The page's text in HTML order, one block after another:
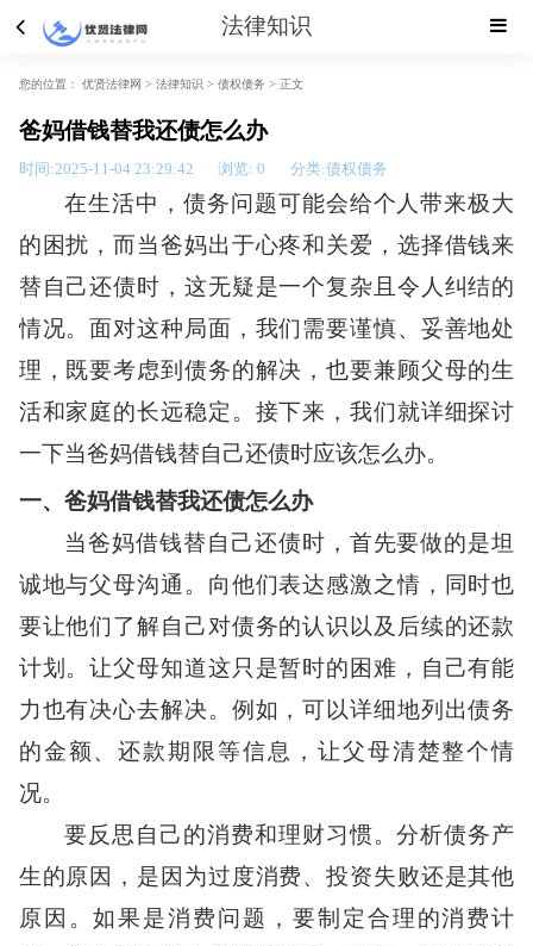
法律知识
您的位置： 优贤法律网 > 法律知识 > 债权债务 > 正文
爸妈借钱替我还债怎么办
时间:2025-11-04 23:29:42 浏览:0 分类:债权债务
在生活中，债务问题可能会给个人带来极大
的困扰，而当爸妈出于心疼和关爱，选择借钱来
替自己还债时，这无疑是一个复杂且令人纠结的
情况。面对这种局面，我们需要谨慎、妥善地处
理，既要考虑到债务的解决，也要兼顾父母的生
活和家庭的长远稳定。接下来，我们就详细探讨
一下当爸妈借钱替自己还债时应该怎么办。
一、爸妈借钱替我还债怎么办
当爸妈借钱替自己还债时，首先要做的是坦
诚地与父母沟通。向他们表达感激之情，同时也
要让他们了解自己对债务的认识以及后续的还款
计划。让父母知道这只是暂时的困难，自己有能
力也有决心去解决。例如，可以详细地列出债务
的金额、还款期限等信息，让父母清楚整个情
况。
要反思自己的消费和理财习惯。分析债务产
生的原因，是因为过度消费、投资失败还是其他
原因。如果是消费问题，要制定合理的消费计